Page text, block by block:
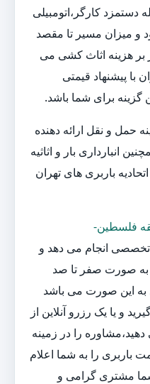
دستمزد کارگر،اتومبیلی
و میزان مسیر تا مقصد
بر هزینه اثاث کشی می
با پیشنهاد قیمتی
گزینه برای شما باشد.
حمل و نقل ارائه دهنده
انبارداری بار و اثاثیه
باربری های تهران
فلسطین-
انجام می دهد و
به صورت صفر تا صد
به این صورت می باشد
و یا یک رزرو آنلاین از
را در زمینه
باربری را به شما اعلام
شما مشتری گرامی و